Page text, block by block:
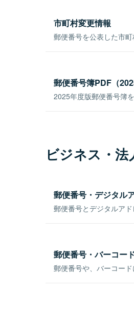
市町村変更情報
郵便番号を公表した市
郵便番号簿PDF（
2025年度版郵便番号簿
ビジネス・
郵便番号・デジタル
郵便番号とデジタルア
郵便番号・バーコー
郵便番号や、バーコー